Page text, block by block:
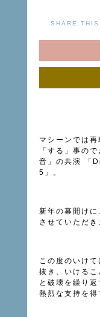
SHARE
マシーンでは
「する」事の
音」の共演
5」。
新年の幕開け
させていただき
この度のいけ
抜き、いける
と破壊を繰り
熱烈な支持を得